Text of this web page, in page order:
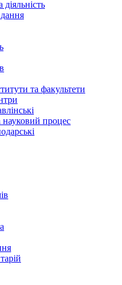
та факультети
науковий процес